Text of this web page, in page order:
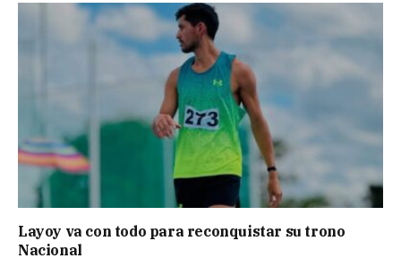
Layoy va con todo para reconquistar su trono
Nacional